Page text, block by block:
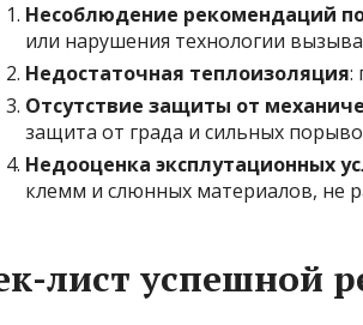
Несоблюдение рекомендаций
или нарушения технологии
Недостаточная теплоизоляция:
Отсутствие защиты от
защита от града и сильных
Недооценка эксплутационных
клемм и слюнных материалов, не
лист успешной